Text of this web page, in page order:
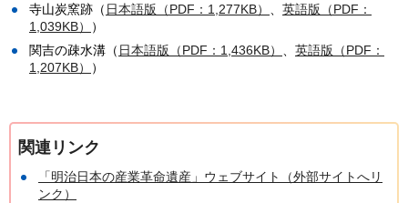
寺山炭窯跡（ 日本語版（PDF：1,277KB）
英語版（PDF：
1,039KB）
）
関吉の疎水溝（ 日本語版（PDF：1,436KB）
英語版（PDF：
1,207KB）
）
関連リンク
「明治日本の産業革命遺産」ウェブサイト（外部サイトへリ
ンク）